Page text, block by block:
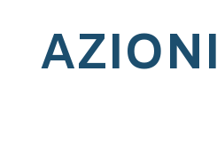
AZIONI